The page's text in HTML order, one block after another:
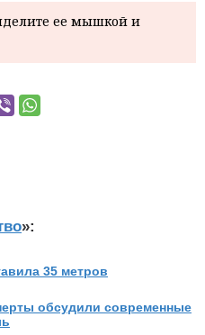
ее мышкой и
»:
35 метров
обсудили современные